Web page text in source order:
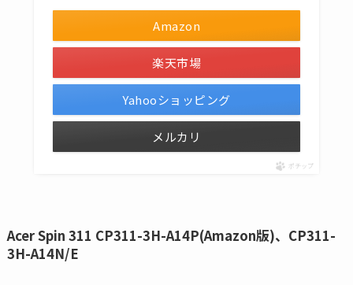
Amazon
楽天市場
Yahooショッピング
メルカリ
ポチップ
Acer Spin 311 CP311-3H-A14P(Amazon版)、CP311-
3H-A14N/E